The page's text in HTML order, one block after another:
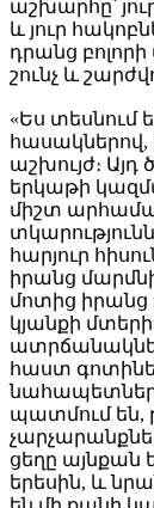
աշխարհը՝
և յուր
դրանց բոլորի
շունչ և
«Ես տեսնում
հասակներով,
աշխույժ։
երկաթի
միշտ
հարյուր
իրանց
մոտից իրանց
կյանքի
հաստ
պատմում են,
ցեղը
երեսին, և